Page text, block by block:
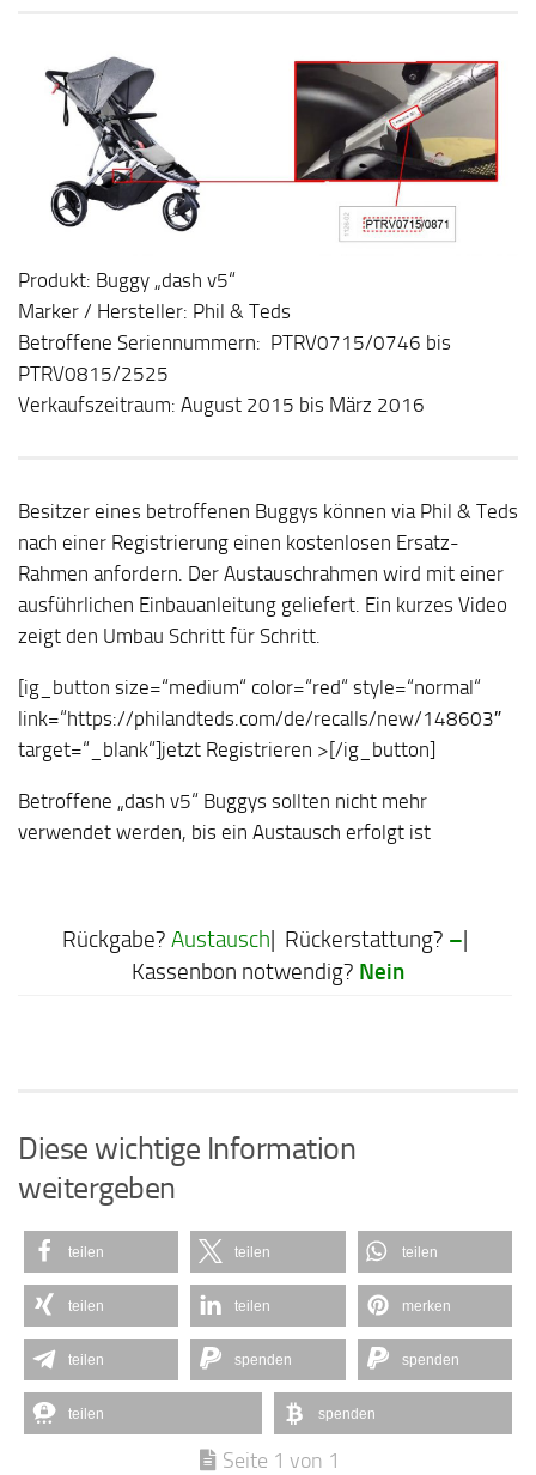
Produkt: Buggy „dash v5“
Marker / Hersteller: Phil & Teds
Betroffene Seriennummern: PTRV0715/0746 bis
PTRV0815/2525
Verkaufszeitraum: August 2015 bis März 2016
Besitzer eines betroffenen Buggys können via Phil & Teds
nach einer Registrierung einen kostenlosen Ersatz-
Rahmen anfordern. Der Austauschrahmen wird mit einer
ausführlichen Einbauanleitung geliefert. Ein kurzes Video
zeigt den Umbau Schritt für Schritt.
[ig_button size=“medium“ color=“red“ style=“normal“
link=“https://philandteds.com/de/recalls/new/148603″
target=“_blank“]jetzt Registrieren >[/ig_button]
Betroffene „dash v5“ Buggys sollten nicht mehr
verwendet werden, bis ein Austausch erfolgt ist
Rückgabe? Austausch | Rückerstattung? –
Kassenbon notwendig? Nein
Diese wichtige Information
weitergeben
teilen teilen teilen
teilen teilen merken
teilen spenden spenden
teilen spenden
Seite 1 von 1